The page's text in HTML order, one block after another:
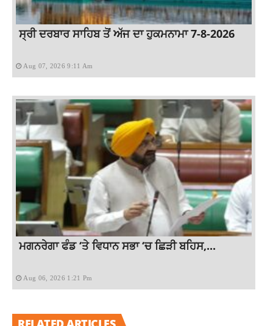
ਸ੍ਰੀ ਦਰਬਾਰ ਸਾਹਿਬ ਤੋਂ ਅੱਜ ਦਾ ਹੁਕਮਨਾਮਾ 7-8-2026
Aug 07, 2026 9:11 Am
ਮਗਨਰੇਗਾ ਫੰਡ ‘ਤੇ ਵਿਧਾਨ ਸਭਾ ‘ਚ ਛਿੜੀ ਬਹਿਸ,...
Aug 06, 2026 1:21 Pm